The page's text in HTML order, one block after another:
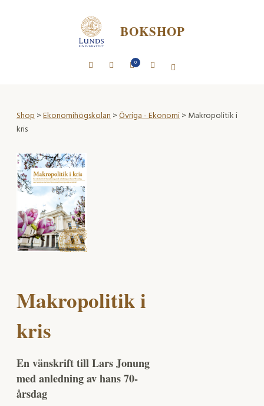
BOKSHOP
0
Shop>Ekonomihögskolan>Övriga - Ekonomi> Makropolitik i
kris
Makropolitik i
kris
En vänskrift till Lars Jonung
med anledning av hans 70-
årsdag